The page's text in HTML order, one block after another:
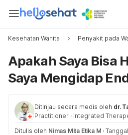
Kesehatan Wanita Penyakit pada
Apakah Saya Bisa
Saya Mengidap
Ditinjau secara medis oleh dr.
Practitioner · Integrated
Ditulis oleh Nimas Mita Etika M ·